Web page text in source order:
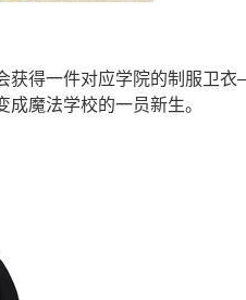
获得一件对应学院的制服卫
魔法学校的一员新生。